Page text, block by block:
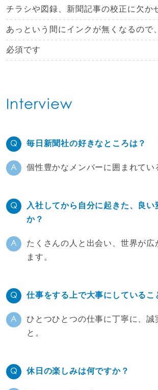
チラシや図録、新聞記事の校正に欠か
あっという間にインクが無くなるので
必須です
Interview
毎日新聞社の好きなところは？
個性豊かなメンバーに囲まれてい
入社してから自分に起きた、良い
か？
たくさんの人と出会い、世界が広
ます。
仕事をする上で大事にしているこ
ひとつひとつの仕事に丁寧に、誠
と。
休日の楽しみは何ですか？